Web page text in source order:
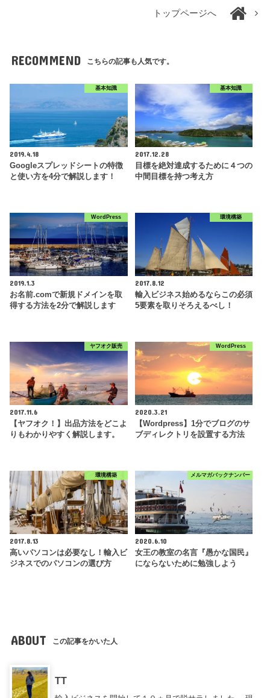
トップページへ
RECOMMEND こちらの記事も人気です。
基本知識
2019.4.18
Googleスプレッドシートの特徴
と使い方を4分で解説します！
基本知識
2017.12.28
目標を絶対達成するために４つの
中間目標を持つ考え方
WordPress
2019.1.3
お名前.comで新規ドメインを取
得する方法を2分で解説します
環境構築
2017.8.12
輸入ビジネス始めるならこの必須
5要素を取りそろえるべし！
ヤフオク販売
2017.11.6
【ヤフオク！】出品方法をどこよ
りもわかりやすく解説します。
WordPress
2020.3.21
【Wordpress】1分でブログのサ
ブディレクトリを設置する方法
環境構築
2017.8.13
高いパソコンは必要なし！輸入ビ
ジネスでのパソコンの選び方
メルマガバックナンバー
2020.6.10
女王の教室の名言『愚かな国民』
にならないために勉強しよう
ABOUT この記事をかいた人
TT